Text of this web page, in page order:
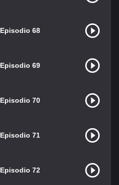
Episodio 68
Episodio 69
Episodio 70
Episodio 71
Episodio 72